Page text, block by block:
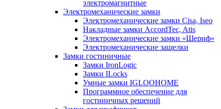
электромагнитные
Электромеханические замки
Электромеханические замки Cisa, Iseo
Накладные замки AccordTec, Atis
Электромеханические замки «Шериф»
Электромеханические защелки
Замки гостиничные
Замки IronLogic
Замки ILocks
Умные замки IGLOOHOME
Программное обеспечение для
гостиничных решений